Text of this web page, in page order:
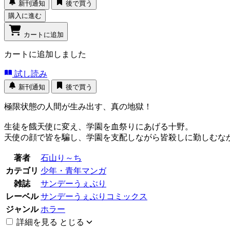
新刊通知
後で買う
購入に進む
カートに追加
カートに追加しました
試し読み
新刊通知 後で買う
極限状態の人間が生み出す、真の地獄！
生徒を餓天使に変え、学園を血祭りにあげる十野。
天使の顔で皆を騙し、学園を支配しながら皆殺しに勤しむ
著者
石山り～ち
カテゴリ 少年・青年マンガ
雑誌
サンデーうぇぶり
レーベル サンデーうぇぶりコミックス
ジャンル ホラー
詳細を見る とじる